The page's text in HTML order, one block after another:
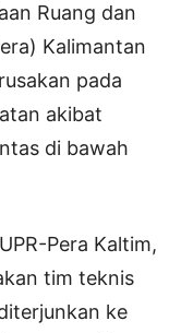
Ruang dan
Kalimantan
pada
akibat
di bawah
Pera Kaltim,
tim teknis
ke